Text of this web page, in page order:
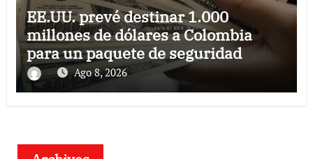
EE.UU. prevé destinar 1.000
millones de dólares a Colombia
para un paquete de seguridad
Ago 8, 2026